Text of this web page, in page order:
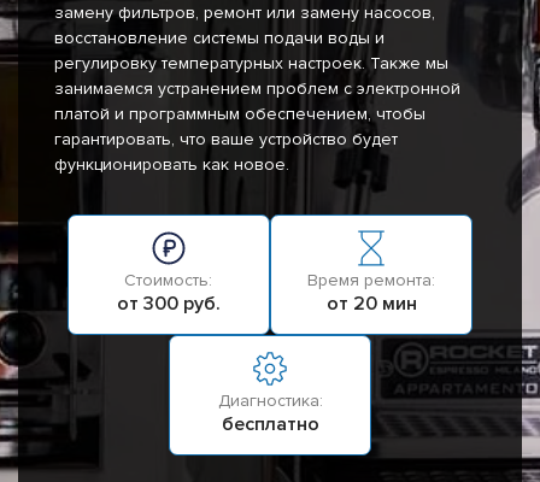
замену фильтров, ремонт или замену насосов,
восстановление системы подачи воды и
регулировку температурных настроек. Также мы
занимаемся устранением проблем с электронной
платой и программным обеспечением, чтобы
гарантировать, что ваше устройство будет
функционировать как новое.
Стоимость:
от 300 руб.
Время ремонта:
от 20 мин
Диагностика:
бесплатно